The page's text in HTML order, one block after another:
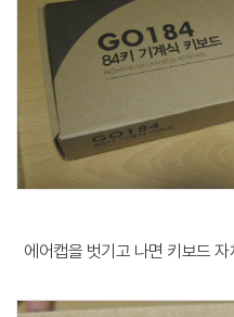
에어캡을 벗기고 나면 키보드